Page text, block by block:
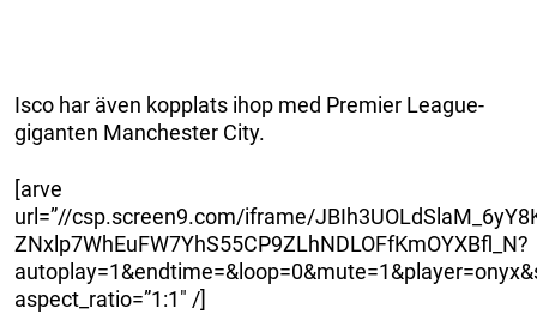
Isco har även kopplats ihop med Premier League-
giganten Manchester City.
[arve
url=”//csp.screen9.com/iframe/
ZNxlp7WhEuFW7YhS55CP9ZLhNDLOFfKmOYXBfl_N?
aspect_ratio=”1:1″ /]